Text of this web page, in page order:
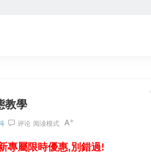
教學
评论 阅读模式
專屬限時優惠,別錯過!